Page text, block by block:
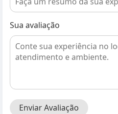
Sua avaliação
Enviar Avaliação